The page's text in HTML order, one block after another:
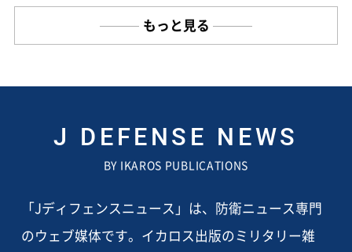
もっと見る
J DEFENSE NEWS
BY IKAROS PUBLICATIONS
「Jディフェンスニュース」は、防衛ニュース専門
のウェブ媒体です。イカロス出版のミリタリー雑